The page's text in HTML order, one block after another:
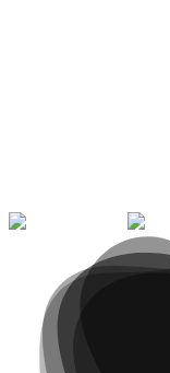
Como Chegar